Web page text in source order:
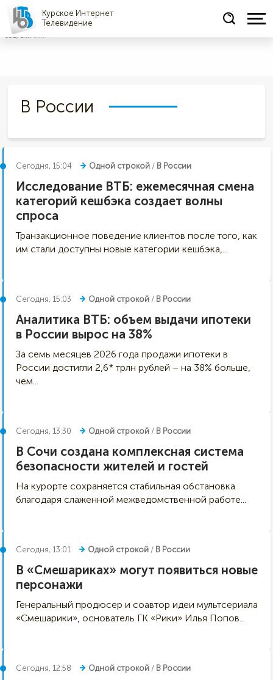
Курское Интернет
Телевидение
СОЦРЕКЛАМА
В России
Сегодня, 15:04 Одной строкой / В России
Исследование ВТБ: ежемесячная смена
категорий кешбэка создает волны
спроса
Транзакционное поведение клиентов после того, как
им стали доступны новые категории кешбэка,...
Сегодня, 15:03 Одной строкой / В России
Аналитика ВТБ: объем выдачи ипотеки
в России вырос на 38%
За семь месяцев 2026 года продажи ипотеки в
России достигли 2,6* трлн рублей – на 38% больше,
чем...
Сегодня, 13:30 Одной строкой / В России
В Сочи создана комплексная система
безопасности жителей и гостей
На курорте сохраняется стабильная обстановка
благодаря слаженной межведомственной работе...
Сегодня, 13:01 Одной строкой / В России
В «Смешариках» могут появиться новые
персонажи
Генеральный продюсер и соавтор идеи мультсериала
«Смешарики», основатель ГК «Рики» Илья Попов...
Сегодня, 12:58 Одной строкой / В России